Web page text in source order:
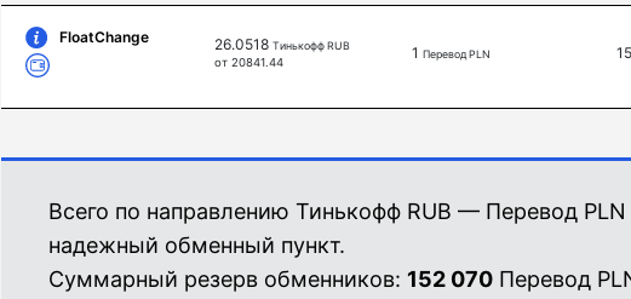
FloatChange 26.0518 Тинькофф RUB
от 20841.44
1 Перевод PLN
Всего по направлению Тинькофф RUB — Перевод PLN
надежный обменный пункт.
Суммарный резерв обменников: 152 070 Перевод